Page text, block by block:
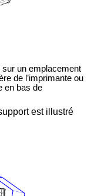
sur un emplacement
de l’imprimante ou
en bas de
est illustré